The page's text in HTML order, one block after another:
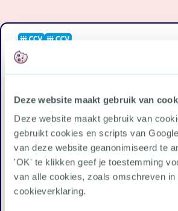
Deze website maakt gebruik van
Deze website maakt gebruik van
gebruikt cookies en scripts van
van deze website geanonimiseerd te
'OK' te klikken geef je toestemming
van alle cookies, zoals omschreven
cookieverklaring.
Besluitenlijst deskundigenpanel vbb-
Leidingonderzoek en leidinginspectie
Veelgestelde vragen
Commentaar op technische bulletins
Exameninstellingen
Inspectie brandblussystemen
Interpretatiebesluiten
Normen en voorschriften
Productcertificatie